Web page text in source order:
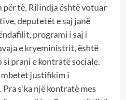
për të, Rilindja është votuar
deputetët e saj janë
programi i saj i
e kryeministrit, është
si prani e kontratë sociale.
mbetet justifikim i
s’ka një kontratë mes